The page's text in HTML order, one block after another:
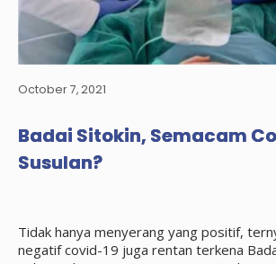
October 7, 2021
Badai Sitokin, Semacam
Susulan?
Tidak hanya menyerang yang positif,
negatif covid-19 juga rentan terkena